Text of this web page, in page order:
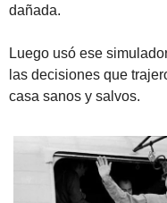
dañada.
Luego usó ese
las decisiones que
casa sanos y salvos.